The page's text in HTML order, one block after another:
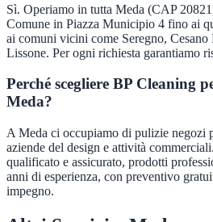
Sì. Operiamo in tutta Meda (CAP
Comune in Piazza Municipio 4 fino ai
ai comuni vicini come Seregno, Cesano
Lissone. Per ogni richiesta garantiamo
Perché scegliere BP Cleaning
Meda?
A Meda ci occupiamo di pulizie negozi
aziende del design e attività
qualificato e assicurato, prodotti
anni di esperienza, con preventivo
impegno.